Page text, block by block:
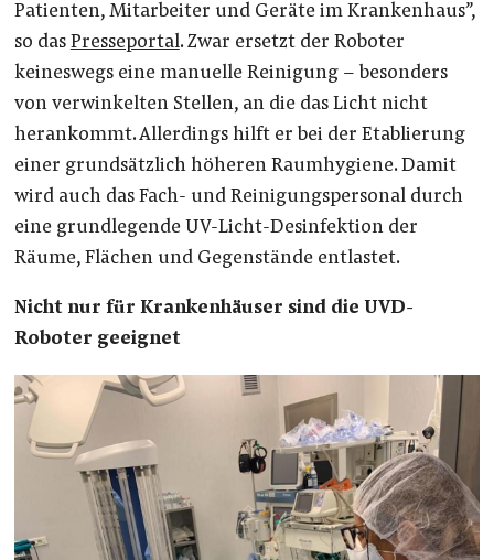
Patienten, Mitarbeiter und Geräte im Krankenhaus”,
so das Presseportal. Zwar ersetzt der Roboter
keineswegs eine manuelle Reinigung – besonders
von verwinkelten Stellen, an die das Licht nicht
herankommt. Allerdings hilft er bei der Etablierung
einer grundsätzlich höheren Raumhygiene. Damit
wird auch das Fach- und Reinigungspersonal durch
eine grundlegende UV-Licht-Desinfektion der
Räume, Flächen und Gegenstände entlastet.
Nicht nur für Krankenhäuser sind die UVD-
Roboter geeignet